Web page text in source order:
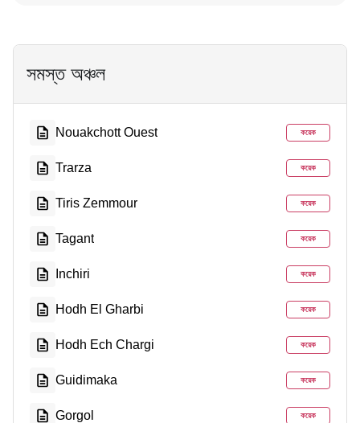
সমস্ত অঞ্চল
Nouakchott Ouest কয়েক
Trarza কয়েক
Tiris Zemmour কয়েক
Tagant কয়েক
Inchiri কয়েক
Hodh El Gharbi কয়েক
Hodh Ech Chargi কয়েক
Guidimaka কয়েক
Gorgol কয়েক